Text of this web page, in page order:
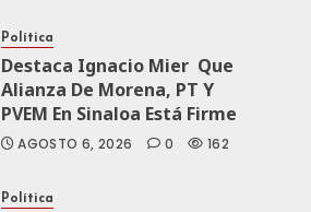
Política
Destaca Ignacio Mier Que
Alianza De Morena, PT Y
PVEM En Sinaloa Está Firme
AGOSTO 6, 2026 0 162
Política